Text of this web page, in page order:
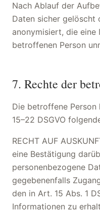
Nach Ablauf der
Daten sicher gelöscht
anonymisiert, die
betroffenen Person
7. Rechte der
Die betroffene
15–22 DSGVO
RECHT AUF
eine Bestätigung
personenbezogene
gegebenenfalls
den in Art. 15 Abs. 1
Informationen zu